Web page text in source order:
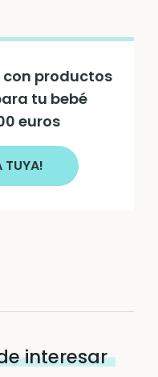
productos
tu bebé
euros
TUYA!
interesar